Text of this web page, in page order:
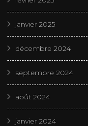
janvier 2025
décembre 2024
septembre 2024
août 2024
janvier 2024